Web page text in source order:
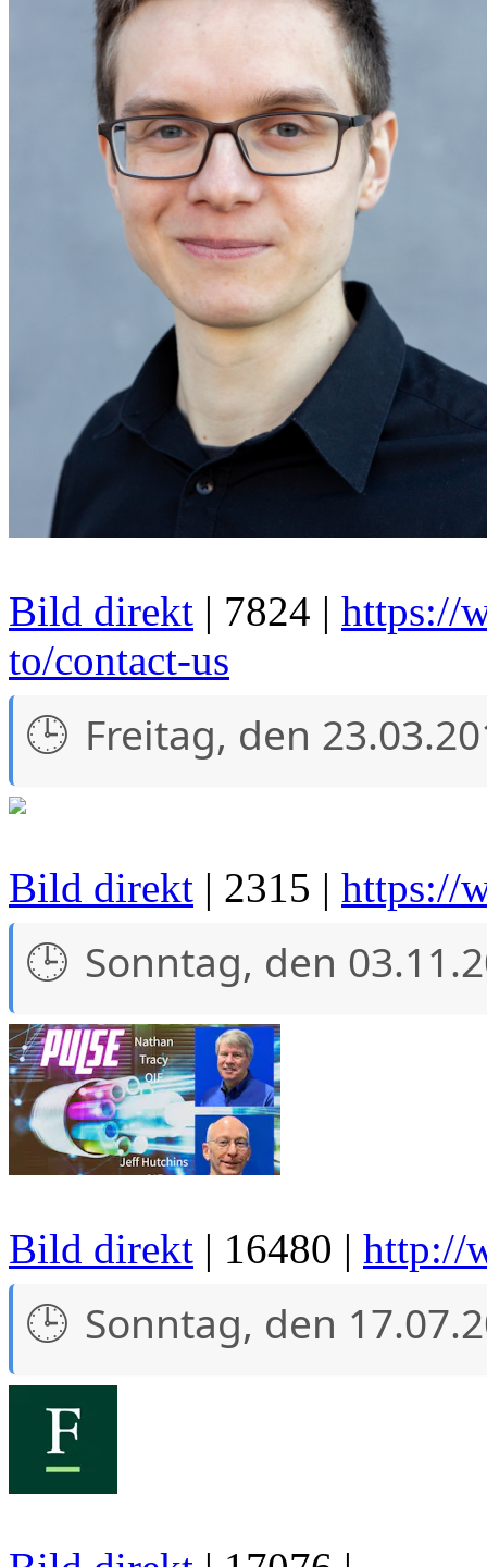
Bild direkt | 7824 | https://
to/contact-us
Freitag, den
Bild direkt | 2315 | https://
Sonntag, den
Bild direkt | 16480 | http://
Sonntag, den